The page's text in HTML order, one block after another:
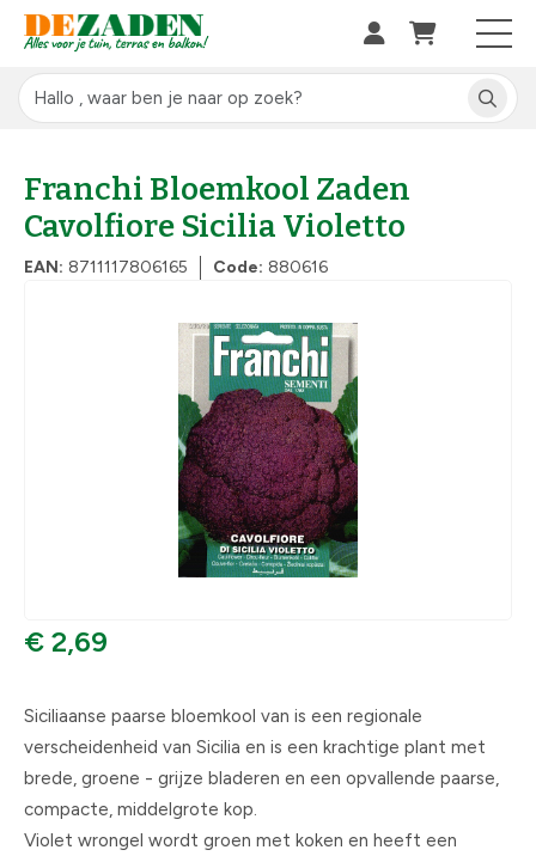
Franchi Bloemkool Zaden
Cavolfiore Sicilia Violetto
EAN: 8711117806165 Code: 880616
€ 2,69
Siciliaanse paarse bloemkool van is een regionale
verscheidenheid van Sicilia en is een krachtige plant met
brede, groene - grijze bladeren en een opvallende paarse,
compacte, middelgrote kop.
Violet wrongel wordt groen met koken en heeft een